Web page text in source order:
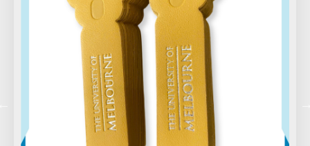
(Đánh giá 1 năm trước)
Cảm nhận sản phẩm rất tốt, lúc đầu cũng rất ngần
ngại và tham khảo nhiều bên, nhưng sau đó lựa chọn
bên đây, sản phẩm tthật chất lượng nên rất hài lòng,
Phát Đạt
(Đánh giá 1 năm trước)